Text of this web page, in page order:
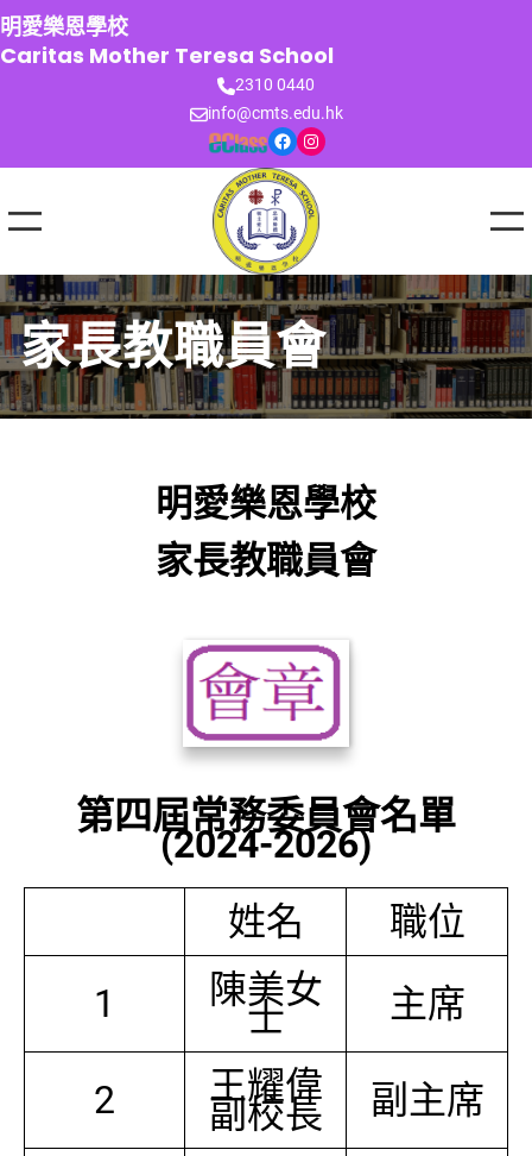
跳
至
主
明愛樂恩學校
Caritas Mother Teresa School
2310 0440
info@cmts.edu.hk
Facebook Instagram
家長教職員會
明愛樂恩學校
家長教職員會
第四屆常務委員會名單
(2024-2026)
姓名
職位
1
陳美女
士 主席
2 王耀偉
副校長 副主席